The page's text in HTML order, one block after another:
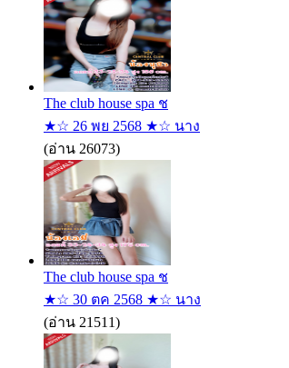
The club house spa ช
★☆ 26 พย 2568 ★☆ นาง
(อ่าน 26073)
The club house spa ช
★☆ 30 ตค 2568 ★☆ นาง
(อ่าน 21511)